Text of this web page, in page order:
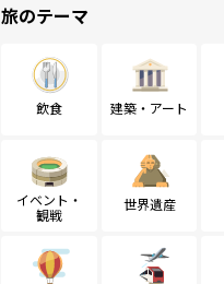
旅のテーマ
飲食 建築・アート
イベント・
観戦
世界遺産